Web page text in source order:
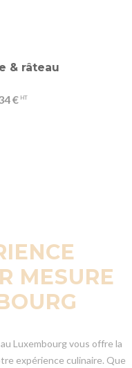
& râteau
€
MESURE
au Luxembourg vous offre la
expérience culinaire. Que